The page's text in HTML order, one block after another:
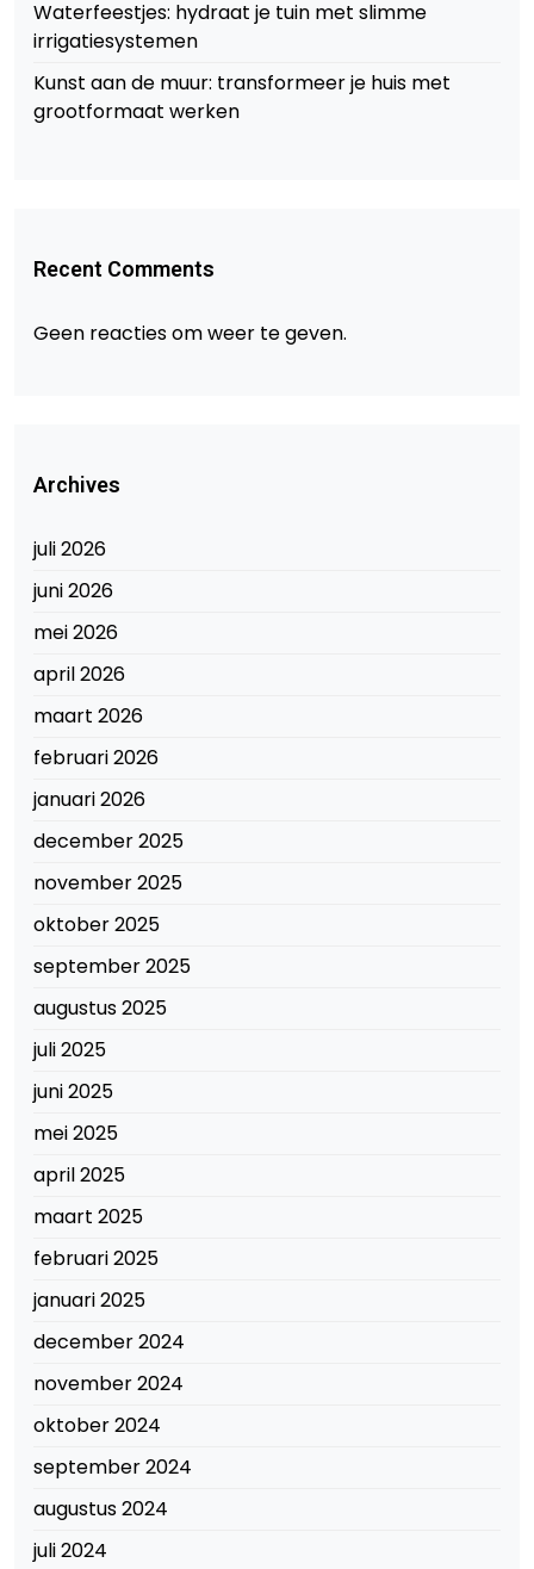
Waterfeestjes: hydraat je tuin met slimme
irrigatiesystemen
Kunst aan de muur: transformeer je huis met
grootformaat werken
Recent Comments
Geen reacties om weer te geven.
Archives
juli 2026
juni 2026
mei 2026
april 2026
maart 2026
februari 2026
januari 2026
december 2025
november 2025
oktober 2025
september 2025
augustus 2025
juli 2025
juni 2025
mei 2025
april 2025
maart 2025
februari 2025
januari 2025
december 2024
november 2024
oktober 2024
september 2024
augustus 2024
juli 2024